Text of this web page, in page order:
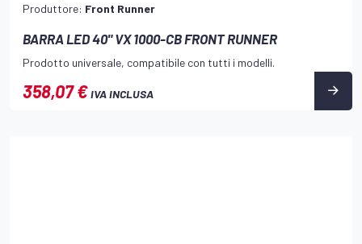
Produttore: Front Runner
BARRA LED 40" VX 1000-CB FRONT RUNNER
Prodotto universale, compatibile con tutti i modelli.
358,07 €IVA INCLUSA